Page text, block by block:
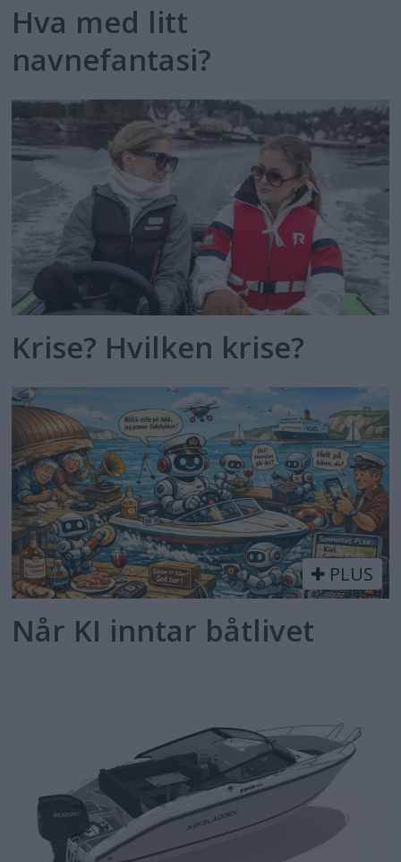
Hva med litt
navnefantasi?
Krise? Hvilken krise?
PLUS
Når KI inntar båtlivet